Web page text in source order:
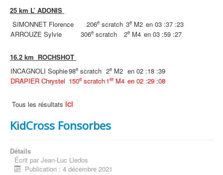
25 km L’ ADONIS
SIMONNET Florence
206e scratch 3e M2 en 03 :37 :23
ARROUZE Sylvie
306e scratch 2e M4 en 03 :59 :27
16.2 km ROCHSHOT
INCAGNOLI Sophie98e scratch 2e M2 en 02 :18 :39
DRAPIER Chrystel 150e scratch1erM4 en 02 :29 :08
Tous les résultats ici
KidCross Fonsorbes
Détails
Écrit par Jean-Luc Lledos
Publication : 4 décembre 2021